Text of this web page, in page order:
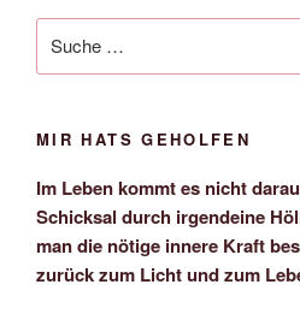
nach:
MIR HATS GEHOLFEN
Im Leben kommt es nicht
Schicksal durch irgendeine
man die nötige innere Kraft
zurück zum Licht und zum